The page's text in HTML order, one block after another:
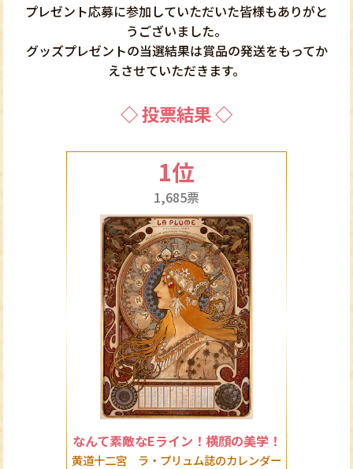
プレゼント応募に参加していただいた皆様もありがと
うございました。
グッズプレゼントの当選結果は賞品の発送をもってか
えさせていただきます。
◇ 投票結果 ◇
1位
1,685票
なんて素敵なEライン！横顔の美学！
黄道十二宮 ラ・プリュム誌のカレンダー